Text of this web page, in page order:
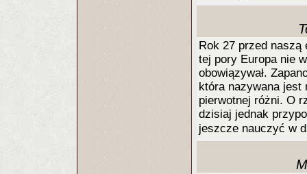
Rok 27 przed
tej pory Europa nie
obowiązywał.
która nazywana
pierwotnej różni. O
dzisiaj jednak
jeszcze nauczyć w